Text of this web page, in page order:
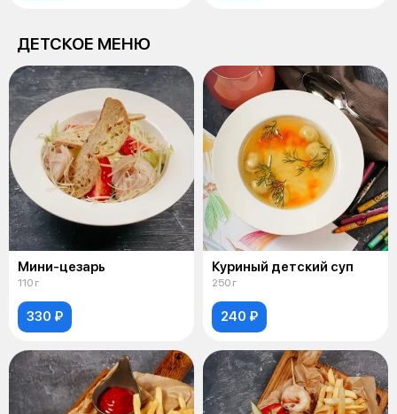
ДЕТСКОЕ МЕНЮ
Мини-цезарь
110 г
330 ₽
Куриный детский суп
250 г
240 ₽